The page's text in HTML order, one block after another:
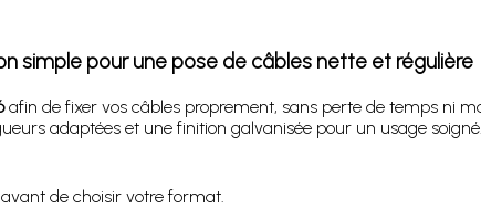
simple pour une pose de câbles nette et régulière
afin de fixer vos câbles proprement, sans perte de temps ni
adaptées et une finition galvanisée pour un usage soigné.
de choisir votre format.